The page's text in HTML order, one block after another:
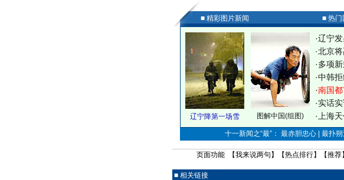
■ 精彩图片新闻 ■ 热门
辽宁降第一场雪 图解中国(组图)
·辽宁
·北京
·多项
·中韩
·南国
·实话
· 上海
十一新闻之“最”： 最赤胆忠心 | 最扑
页面功能 【我来说两句 】【热点排行】【推荐
■ 相关链接